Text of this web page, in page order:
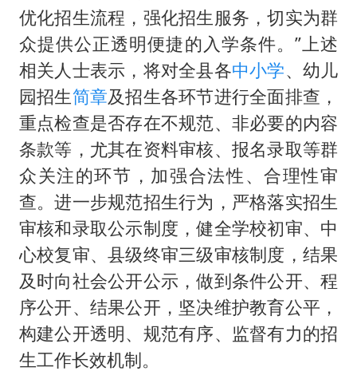
优化招生流程，强化招生服务，切实为群
众提供公正透明便捷的入学条件。”上述
相关人士表示，将对全县各中小学、幼儿
园招生简章及招生各环节进行全面排查，
重点检查是否存在不规范、非必要的内容
条款等，尤其在资料审核、报名录取等群
众关注的环节，加强合法性、合理性审
查。进一步规范招生行为，严格落实招生
审核和录取公示制度，健全学校初审、中
心校复审、县级终审三级审核制度，结果
及时向社会公开公示，做到条件公开、程
序公开、结果公开，坚决维护教育公平，
构建公开透明、规范有序、监督有力的招
生工作长效机制。